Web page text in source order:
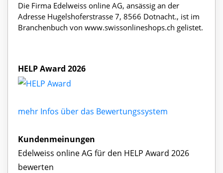
Die Firma Edelweiss online AG, ansässig an der
Adresse Hugelshoferstrasse 7, 8566 Dotnacht., ist im
Branchenbuch von www.swissonlineshops.ch gelistet.
HELP Award 2026
mehr Infos über das Bewertungssystem
Kundenmeinungen
Edelweiss online AG für den HELP Award 2026
bewerten